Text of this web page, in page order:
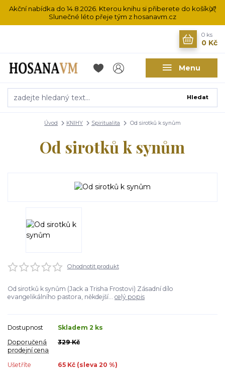
Akční nabídka do 14.8.2026. Kterou knihu si přiberete do košíku?
Slunečné léto přeje tým z hosanavm.cz
Menu
Hledat
0 ks
0 Kč
Úvod KNIHY Spiritualita Od sirotků k synům
Od sirotků k synům
Ohodnotit produkt
Od sirotků k synům (Jack a Trisha Frostovi) Zásadní dílo
evangelikálního pastora, někdejší... celý popis
Dostupnost
Skladem 2 ks
Doporučená
prodejní cena
329 Kč
Ušetříte 65 Kč (sleva 20 %)